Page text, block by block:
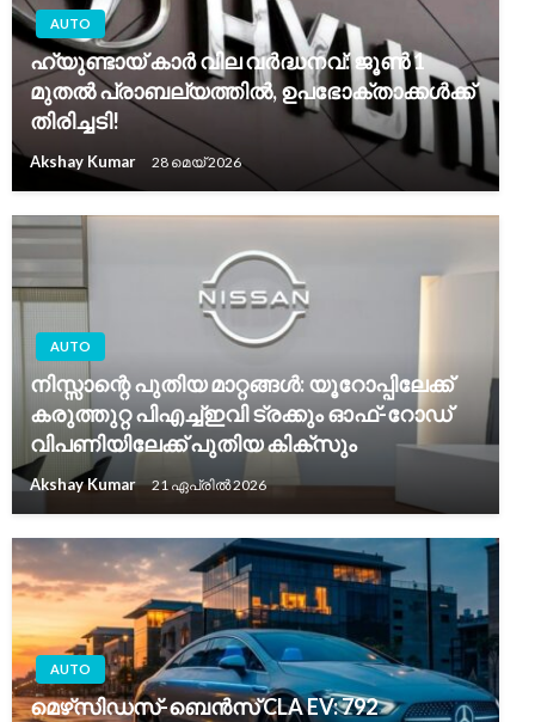
AUTO
ഹ്യുണ്ടായ് കാർ വില വർദ്ധനവ്: ജൂൺ 1
മുതൽ പ്രാബല്യത്തിൽ, ഉപഭോക്താക്കൾക്ക്
തിരിച്ചടി!
Akshay Kumar 28 മെയ്‌ 2026
AUTO
നിസ്സാന്റെ പുതിയ മാറ്റങ്ങൾ: യൂറോപ്പിലേക്ക്
കരുത്തുറ്റ പിഎച്ച്ഇവി ട്രക്കും ഓഫ്-റോഡ്
വിപണിയിലേക്ക് പുതിയ കിക്സും
Akshay Kumar 21 ഏപ്രിൽ 2026
AUTO
മെഴ്‌സിഡസ്-ബെൻസ് CLA EV: 792